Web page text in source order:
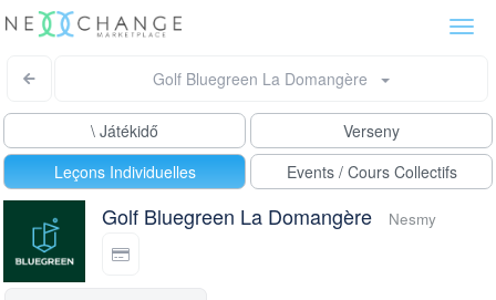
Golf Bluegreen La Domangère
\ Játékidő
Verseny
Leçons Individuelles
Events / Cours Collectifs
Golf Bluegreen La Domangère Nesmy